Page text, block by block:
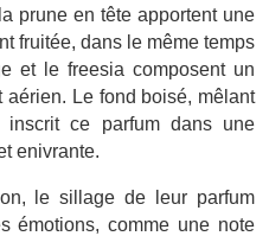
prune en tête apportent une
fruitée, dans le même temps
et le freesia composent un
Le fond boisé, mêlant
inscrit ce parfum dans une
enivrante.
le sillage de leur parfum
émotions, comme une note